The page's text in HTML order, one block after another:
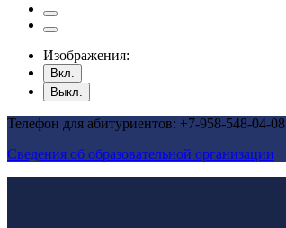
Изображения:
Вкл.
Выкл.
Телефон для абитуриентов: +7-958-548-04-08
Сведения об образовательной организации